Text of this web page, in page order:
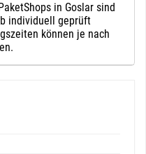
in Goslar sind
individuell geprüft
können je nach